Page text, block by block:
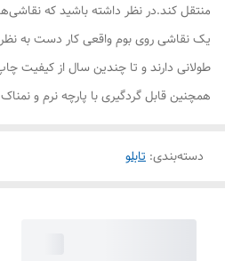
منتقل کند.در نظر داشته باشید که
یک نقاشی روی بوم واقعی کار دست به
طولانی دارند و تا چندین سال از کیفیت
همچنین قابل گردگیری با پارچه نرم و
دسته‌بندی: تابلو